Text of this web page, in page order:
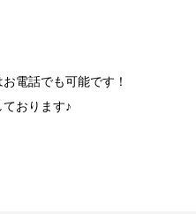
電話でも可能です！
おります♪